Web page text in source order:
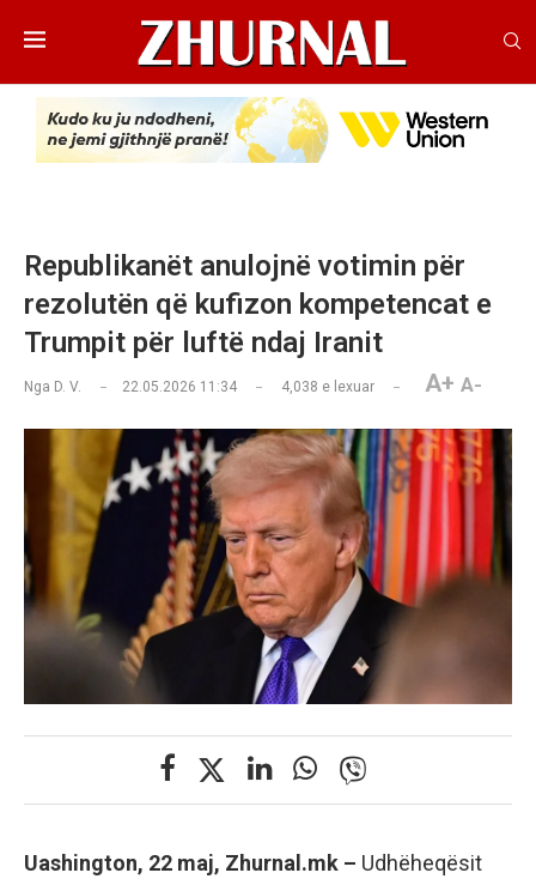
Republikanët anulojnë votimin për
rezolutën që kufizon kompetencat e
Trumpit për luftë ndaj Iranit
Nga D. V. 22.05.2026 11:34 4,038 e lexuar A+ A-
Uashington, 22 maj, Zhurnal.mk – Udhëheqësit